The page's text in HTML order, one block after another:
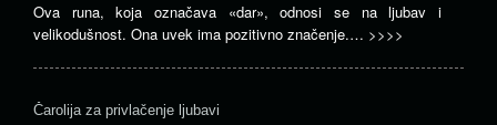
Ova runa, koja označava «dar», odnosi se na ljubav i
velikodušnost. Ona uvek ima pozitivno značenje.… >>>>
Čarolija za privlačenje ljubavi